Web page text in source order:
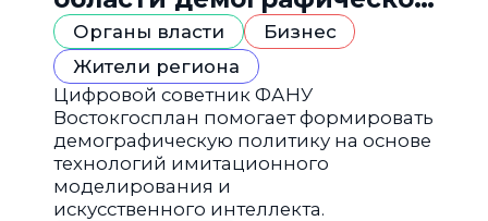
политики
Органы власти
Бизнес
Жители региона
Цифровой советник ФАНУ
Востокгосплан помогает формировать
демографическую политику на основе
технологий имитационного
моделирования и
искусственного интеллекта.